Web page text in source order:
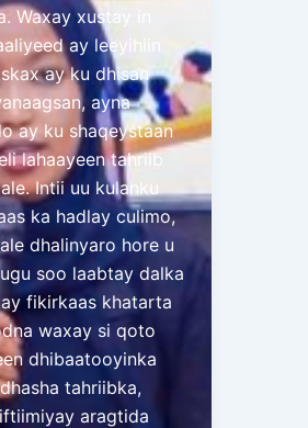
Waxay xustay in
ay leeyihiin
ay ku dhisan
ayna
ay ku shaqeystaan
lahaayeen tahriib
Intii uu kulanku
ka hadlay culimo,
dhalinyaro hore u
soo laabtay dalka
fikirkaas khatarta
waxay si qoto
dhibaatooyinka
tahriibka,
aragtida